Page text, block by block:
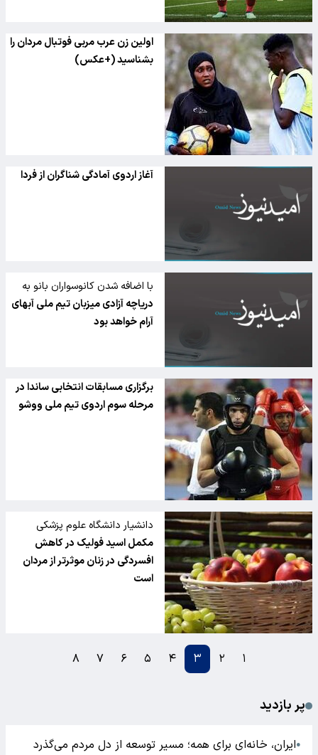
اولین زن عرب مربی فوتبال مردان را
بشناسید (+عکس)
آغاز اردوی آمادگی شناگران از فردا
با اضافه شدن کانوسواران بانو به
قایقرانان حاضر در اردو؛
دریاچه آزادی میزبان تیم ملی آبهای
آرام خواهد بود
برگزاری مسابقات انتخابی ساندا در
مرحله سوم اردوی تیم ملی ووشو
دانشیار دانشگاه علوم پزشکی
اصفهان:
مکمل اسید فولیک در کاهش
افسردگی در زنان موثرتر از مردان
است
۱ ۲ ۳ ۴ ۵ ۶ ۷ ۸
پر بازدید
●ایران، خانه‌ای برای همه؛ مسیر توسعه از دل مردم می‌گذرد